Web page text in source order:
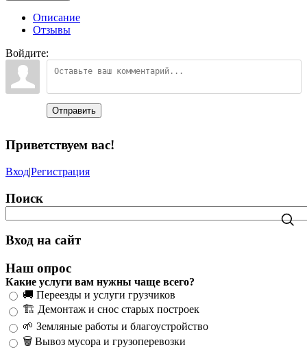
Описание
Отзывы
Войдите:
Отправить
Приветствуем вас!
Вход|Регистрация
Поиск
Вход на сайт
Наш опрос
Какие услуги вам нужны чаще всего?
🚚 Переезды и услуги грузчиков
🏗️ Демонтаж и снос старых построек
🌱 Земляные работы и благоустройство
🗑️ Вывоз мусора и грузоперевозки